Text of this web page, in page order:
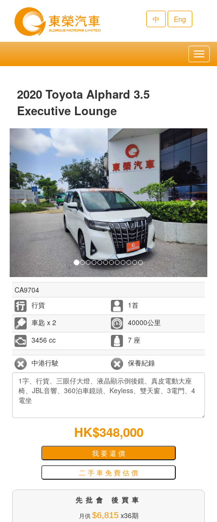
中 Eng
2020 Toyota Alphard 3.5
Executive Lounge
Previous Next
CA9704
行貨
1首
車匙 x 2
40000公里
3456 cc
7 座
中港行駛 保養紀錄
HK$348,000
我 要 還 價
二 手 車 免 費 估 價
先批會 後買車
月供$6,815x36期